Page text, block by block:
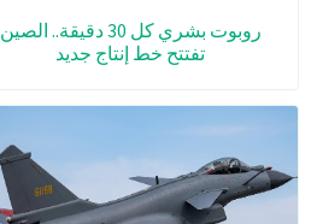
روبوت بشري كل 30 دقيقة.. الصين
تفتتح خط إنتاج جديد